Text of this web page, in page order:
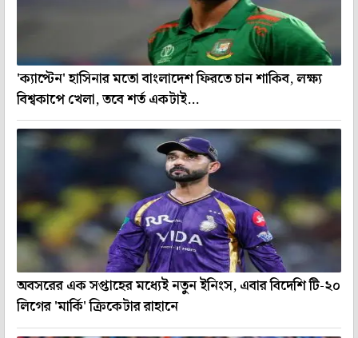
'ক্যাপ্টেন' হাসিনার মতো বাংলাদেশ ফিরতে চান শাকিব, লক্ষ্য
বিশ্বকাপে খেলা, তবে শর্ত একটাই...
অবসরের এক সপ্তাহের মধ্যেই নতুন ইনিংস, এবার বিদেশি টি-২০
লিগের 'মার্কি' ক্রিকেটার রাহানে